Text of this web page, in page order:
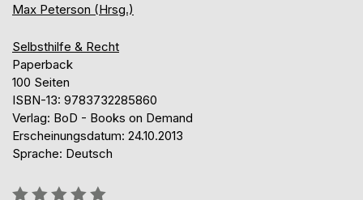
Max Peterson (Hrsg.)
Selbsthilfe & Recht
Paperback
100 Seiten
ISBN-13: 9783732285860
Verlag: BoD - Books on Demand
Erscheinungsdatum: 24.10.2013
Sprache: Deutsch
Bewertung::